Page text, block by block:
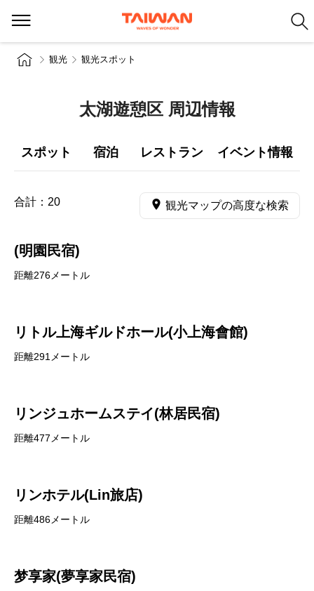
観光 観光スポット
太湖遊憩区 周辺情報
スポット 宿泊 レストラン イベント情報
合計： 20 観光マップの高度な検索
(明園民宿)
距離276メートル
リトル上海ギルドホール(小上海會館)
距離291メートル
リンジュホームステイ(林居民宿)
距離477メートル
リンホテル(Lin旅店)
距離486メートル
梦享家(夢享家民宿)